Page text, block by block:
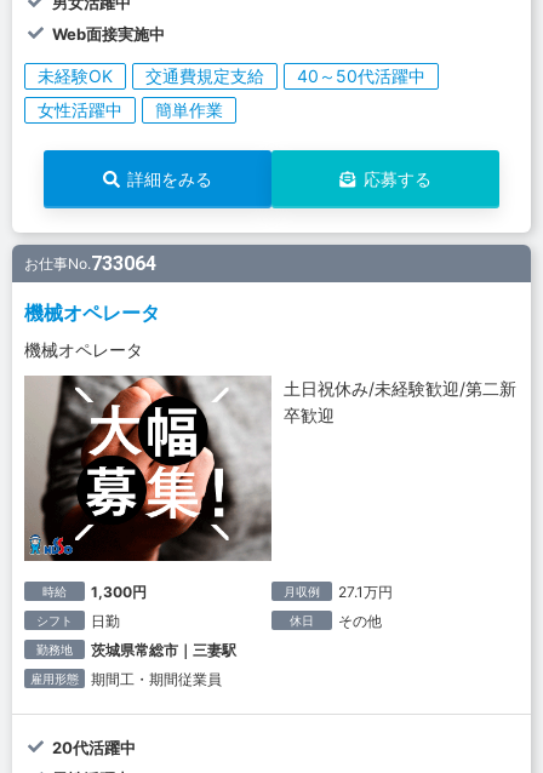
Web面接実施中
未経験OK 交通費規定支給
40～50代活躍中
女性活躍中
簡単作業
詳細をみる 応募する
お仕事No.733064
機械オペレータ
機械オペレータ
土日祝休み/未経験歓迎/第二新
卒歓迎
時給 1,300円 月収例 27.1万円
シフト 日勤 休日 その他
勤務地 茨城県常総市｜三妻駅
雇用形態 期間工・期間従業員
20代活躍中